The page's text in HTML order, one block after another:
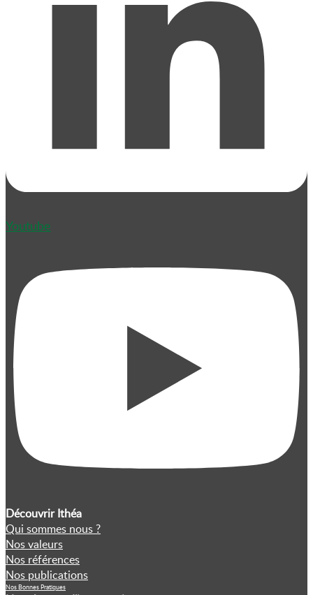
Youtube
Découvrir Ithéa
Qui sommes nous ?
Nos valeurs
Nos références
Nos publications
Nos Bonnes Pratiques